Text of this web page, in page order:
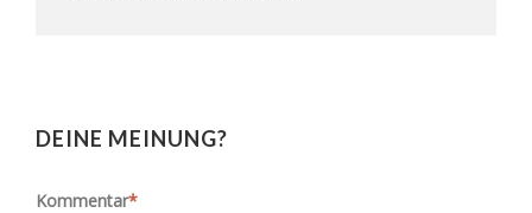
DEINE MEINUNG?
Kommentar*